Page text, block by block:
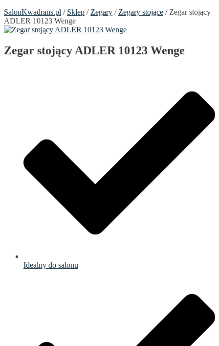
SalonKwadrans.pl / Sklep / Zegary / Zegary stojące / Zegar stojący
ADLER 10123 Wenge
Zegar stojący ADLER 10123 Wenge
Idealny do salonu